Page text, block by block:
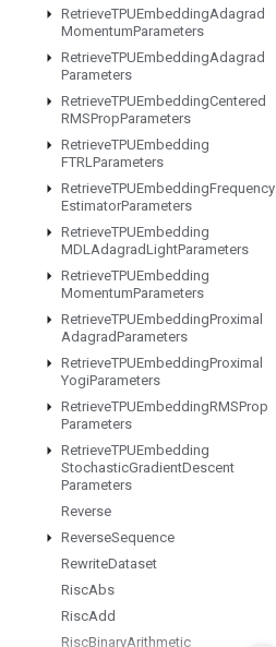
RetrieveTPUEmbeddingAdagrad
MomentumParameters
RetrieveTPUEmbeddingAdagrad
Parameters
RetrieveTPUEmbeddingCentered
RMSPropParameters
RetrieveTPUEmbedding
FTRLParameters
RetrieveTPUEmbeddingFrequency
EstimatorParameters
RetrieveTPUEmbedding
MDLAdagradLightParameters
RetrieveTPUEmbedding
MomentumParameters
RetrieveTPUEmbeddingProximal
AdagradParameters
RetrieveTPUEmbeddingProximal
YogiParameters
RetrieveTPUEmbeddingRMSProp
Parameters
RetrieveTPUEmbedding
StochasticGradientDescent
Parameters
Reverse
ReverseSequence
RewriteDataset
RiscAbs
RiscAdd
RiscBinaryArithmetic
Pozostawaj w kontakcie
Forum
Twitter
YouTube